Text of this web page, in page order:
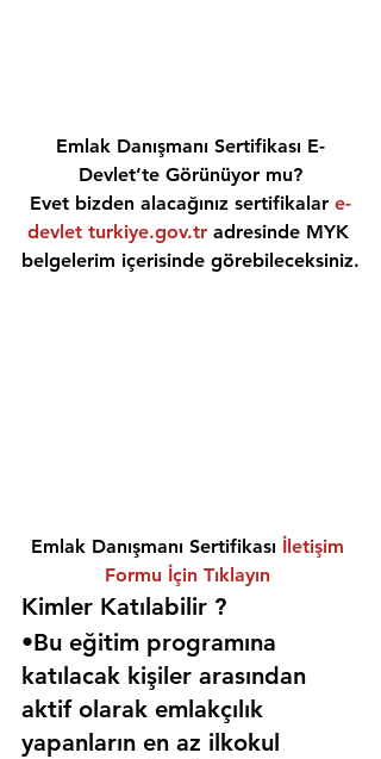
Emlak Danışmanı Sertifikası E-
Devlet’te Görünüyor mu?
Evet bizden alacağınız sertifikalar e-
devlet turkiye.gov.tr adresinde MYK
belgelerim içerisinde görebileceksiniz.
Emlak Danışmanı Sertifikası İletişim
Formu İçin Tıklayın
Kimler Katılabilir ?
•Bu eğitim programına
katılacak kişiler arasından
aktif olarak emlakçılık
yapanların en az ilkokul